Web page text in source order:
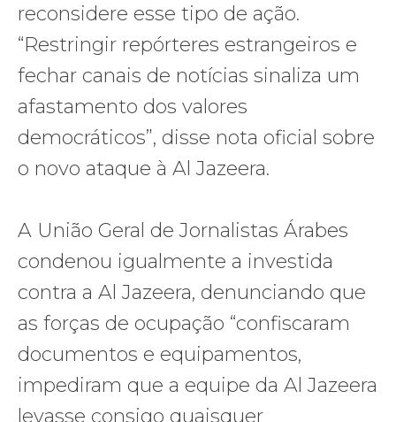
reconsidere esse tipo de ação.
“Restringir repórteres estrangeiros e
fechar canais de notícias sinaliza um
afastamento dos valores
democráticos”, disse nota oficial sobre
o novo ataque à Al Jazeera.
A União Geral de Jornalistas Árabes
condenou igualmente a investida
contra a Al Jazeera, denunciando que
as forças de ocupação “confiscaram
documentos e equipamentos,
impediram que a equipe da Al Jazeera
levasse consigo quaisquer